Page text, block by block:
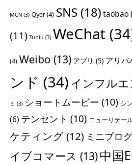
MCN (3) Qyer(4) SNS (18)taobao
(11) Tuniu (3) WeChat
(4) Weibo (13) アプリ (5) アリバ
ンド (34) インフル
ミ (3) ショートムービー (10) シ
(6) テンセント (10) ニューリテー
ケティング(12) ミニプロ
イブコマース (13)中国